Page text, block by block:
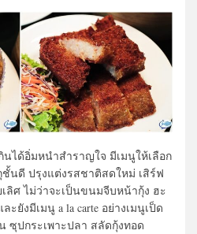
นได้อิ่มหนำสำราญใจ มีเมนูให้เลือก
นดี ปรุงแต่งรสชาติสดใหม่ เสิร์ฟ
ลิศ ไม่ว่าจะเป็นขนมจีบหน้ากุ้ง ฮะ
ะยังมีเมนู a la carte อย่างเมนูเป็ด
ซุปกระเพาะปลา สลัดกุ้งทอด